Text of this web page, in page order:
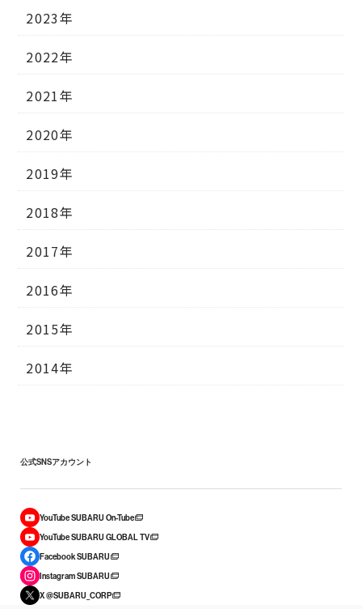
2023年
2022年
2021年
2020年
2019年
2018年
2017年
2016年
2015年
2014年
公式SNSアカウント
YouTube SUBARU On-Tube
YouTube SUBARU GLOBAL TV
Facebook SUBARU
Instagram SUBARU
X @SUBARU_CORP